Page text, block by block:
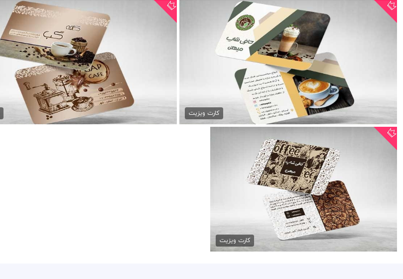
کارت ویزیت psd کافی شاپ
79,000 تومان
کارت ویزیت
کارت ویزیت لایه باز کافه...
79,000 تومان
کارت ویزیت کافی شاپ psd
79,000 تومان
کارت ویزیت